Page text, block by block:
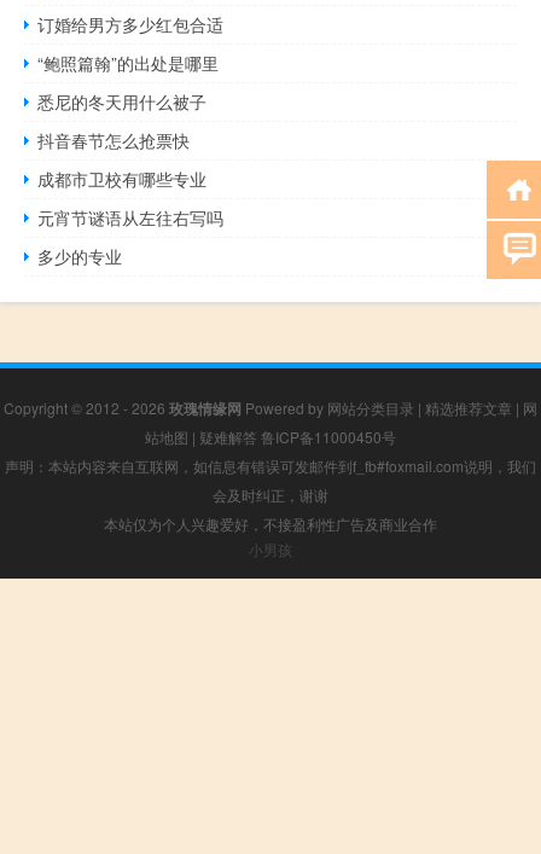
订婚给男方多少红包合适
“鲍照篇翰”的出处是哪里
悉尼的冬天用什么被子
抖音春节怎么抢票快
成都市卫校有哪些专业
元宵节谜语从左往右写吗
多少的专业
Copyright © 2012 - 2026 玫瑰情缘网 Powered by 网站分类目录 | 精选推荐文章 | 网
站地图 | 疑难解答 鲁ICP备11000450号
声明：本站内容来自互联网，如信息有错误可发邮件到f_fb#foxmail.com说明，我们
会及时纠正，谢谢
本站仅为个人兴趣爱好，不接盈利性广告及商业合作
小男孩